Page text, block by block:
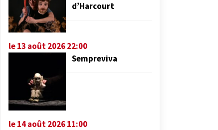
d’Harcourt
le 13 août 2026 22:00
Sempreviva
le 14 août 2026 11:00